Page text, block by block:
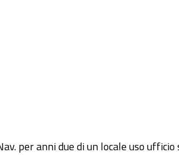
per anni due di un locale uso